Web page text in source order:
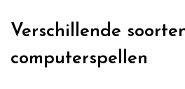
Verschillende
computerspellen